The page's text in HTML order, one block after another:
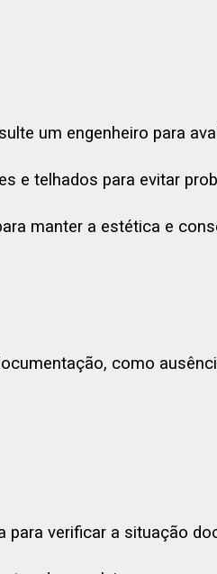
um engenheiro para
e telhados para evitar
manter a estética e
como
verificar a situação